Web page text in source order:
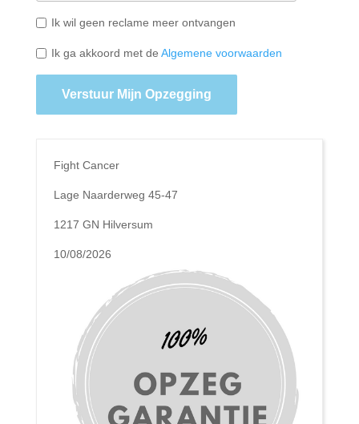
Ik wil geen reclame meer ontvangen
Ik ga akkoord met de Algemene voorwaarden
Verstuur Mijn Opzegging
Fight Cancer
Lage Naarderweg 45-47
1217 GN Hilversum
10/08/2026